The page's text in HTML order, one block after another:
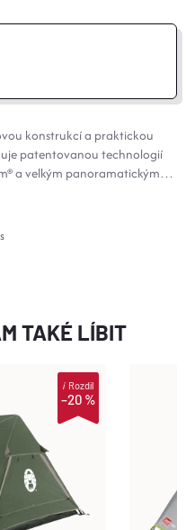
konstrukcí a praktickou
patentovanou technologií
a velkým panoramatickým
TAKÉ LÍBIT
–20 %
iRozdíl